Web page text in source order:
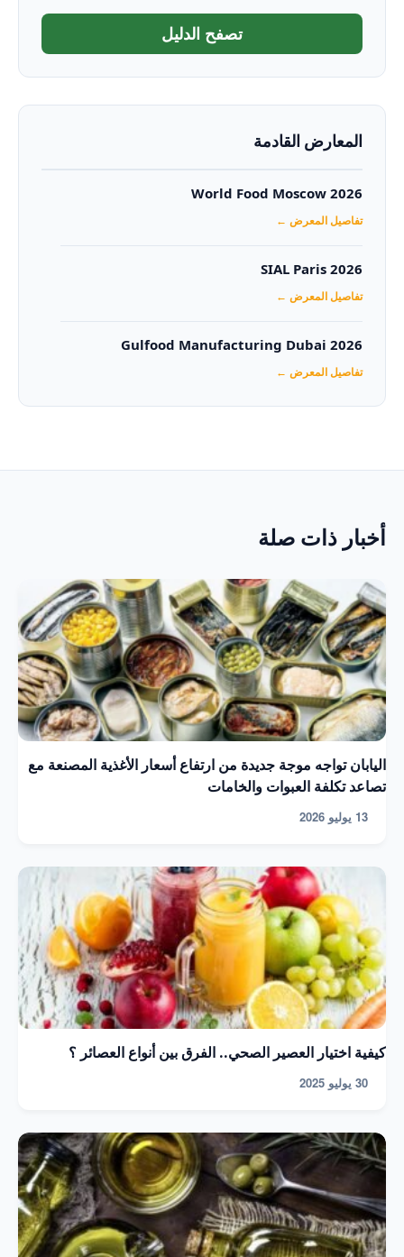
تصفح الدليل
المعارض القادمة
World Food Moscow 2026
تفاصيل المعرض ←
SIAL Paris 2026
تفاصيل المعرض ←
Gulfood Manufacturing Dubai 2026‏
تفاصيل المعرض ←
أخبار ذات صلة
اليابان تواجه موجة جديدة من ارتفاع أسعار الأغذية المصنعة مع
تصاعد تكلفة العبوات والخامات
13 يوليو 2026
كيفية اختيار العصير الصحي.. الفرق بين أنواع العصائر ؟
30 يوليو 2025